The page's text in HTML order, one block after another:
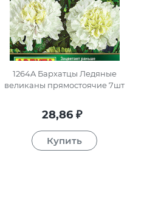
1264A Бархатцы Ледяные
великаны прямостоячие 7шт
28,86 ₽